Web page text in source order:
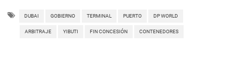
DUBAI GOBIERNO TERMINAL PUERTO DP WORLD
ARBITRAJE YIBUTI FIN CONCESIÓN CONTENEDORES